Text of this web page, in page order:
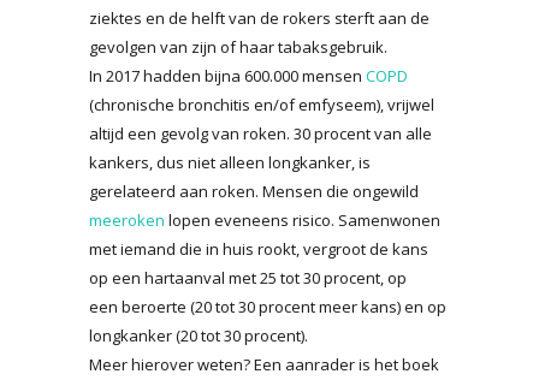
ziektes en de helft van de rokers sterft aan de
gevolgen van zijn of haar tabaksgebruik.
In 2017 hadden bijna 600.000 mensen COPD
(chronische bronchitis en/of emfyseem), vrijwel
altijd een gevolg van roken. 30 procent van alle
kankers, dus niet alleen longkanker, is
gerelateerd aan roken. Mensen die ongewild
meeroken lopen eveneens risico. Samenwonen
met iemand die in huis rookt, vergroot de kans
op een hartaanval met 25 tot 30 procent, op
een beroerte (20 tot 30 procent meer kans) en op
longkanker (20 tot 30 procent).
Meer hierover weten? Een aanrader is het boek